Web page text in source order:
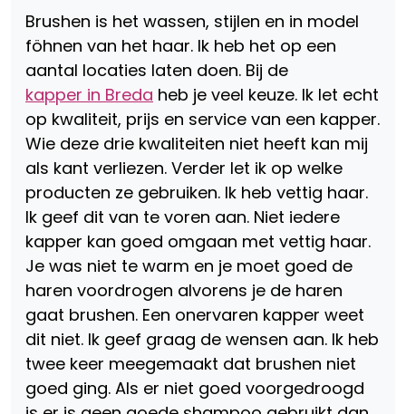
Brushen is het wassen, stijlen en in model
föhnen van het haar. Ik heb het op een
aantal locaties laten doen. Bij de
kapper in Breda heb je veel keuze. Ik let echt
op kwaliteit, prijs en service van een kapper.
Wie deze drie kwaliteiten niet heeft kan mij
als kant verliezen. Verder let ik op welke
producten ze gebruiken. Ik heb vettig haar.
Ik geef dit van te voren aan. Niet iedere
kapper kan goed omgaan met vettig haar.
Je was niet te warm en je moet goed de
haren voordrogen alvorens je de haren
gaat brushen. Een onervaren kapper weet
dit niet. Ik geef graag de wensen aan. Ik heb
twee keer meegemaakt dat brushen niet
goed ging. Als er niet goed voorgedroogd